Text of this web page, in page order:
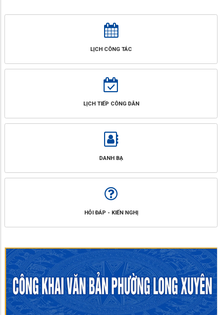
LỊCH CÔNG TÁC
LỊCH TIẾP CÔNG DÂN
DANH BẠ
HỎI ĐÁP - KIẾN NGHỊ